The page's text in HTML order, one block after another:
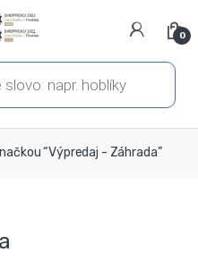
0
“Výpredaj - Záhrada”